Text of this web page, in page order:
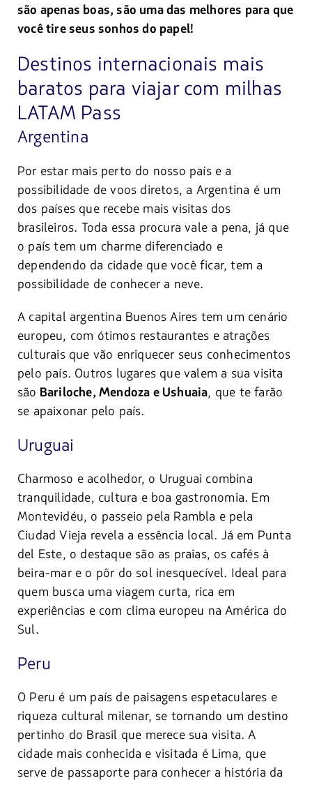
são apenas boas, são uma das melhores para que
você tire seus sonhos do papel!
Destinos internacionais mais
baratos para viajar com milhas
LATAM Pass
Argentina
Por estar mais perto do nosso país e a
possibilidade de voos diretos, a Argentina é um
dos países que recebe mais visitas dos
brasileiros. Toda essa procura vale a pena, já que
o país tem um charme diferenciado e
dependendo da cidade que você ficar, tem a
possibilidade de conhecer a neve.
A capital argentina Buenos Aires tem um cenário
europeu, com ótimos restaurantes e atrações
culturais que vão enriquecer seus conhecimentos
pelo país. Outros lugares que valem a sua visita
são Bariloche, Mendoza e Ushuaia, que te farão
se apaixonar pelo país.
Uruguai
Charmoso e acolhedor, o Uruguai combina
tranquilidade, cultura e boa gastronomia. Em
Montevidéu, o passeio pela Rambla e pela
Ciudad Vieja revela a essência local. Já em Punta
del Este, o destaque são as praias, os cafés à
beira-mar e o pôr do sol inesquecível. Ideal para
quem busca uma viagem curta, rica em
experiências e com clima europeu na América do
Sul.
Peru
O Peru é um país de paisagens espetaculares e
riqueza cultural milenar, se tornando um destino
pertinho do Brasil que merece sua visita. A
cidade mais conhecida e visitada é Lima, que
serve de passaporte para conhecer a história da